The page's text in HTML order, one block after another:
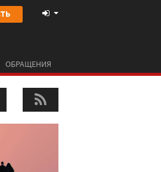
ОБРАЩЕНИЯ